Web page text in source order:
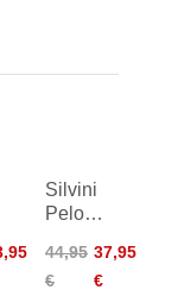
Silvini
Pelori
Shirt
Women
44,95
€
37,95
€